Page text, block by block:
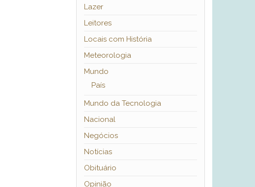
Lazer
Leitores
Locais com História
Meteorologia
Mundo
País
Mundo da Tecnologia
Nacional
Negócios
Notícias
Obituário
Opinião